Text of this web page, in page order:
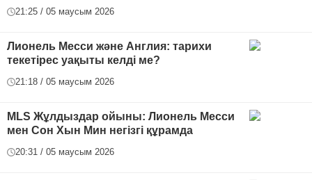
21:25 / 05 маусым 2026
Лионель Месси және Англия: тарихи
текетірес уақыты келді ме?
21:18 / 05 маусым 2026
MLS Жұлдыздар ойыны: Лионель Месси
мен Сон Хын Мин негізгі құрамда
20:31 / 05 маусым 2026